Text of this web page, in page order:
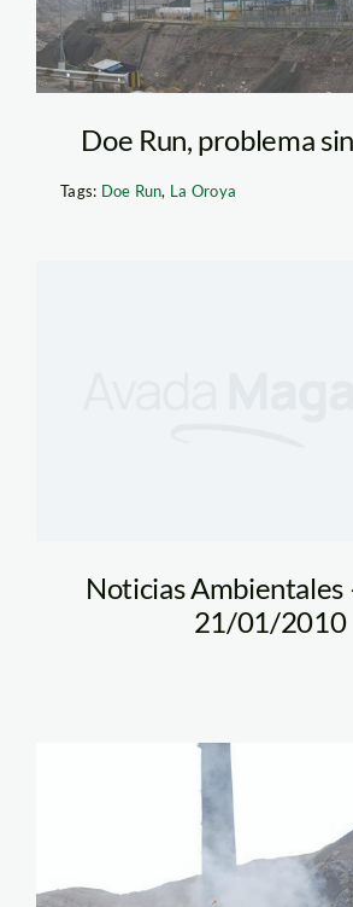
Doe Run, problema
Tags: Doe Run, La Oroya
Noticias Ambientales
21/01/2010